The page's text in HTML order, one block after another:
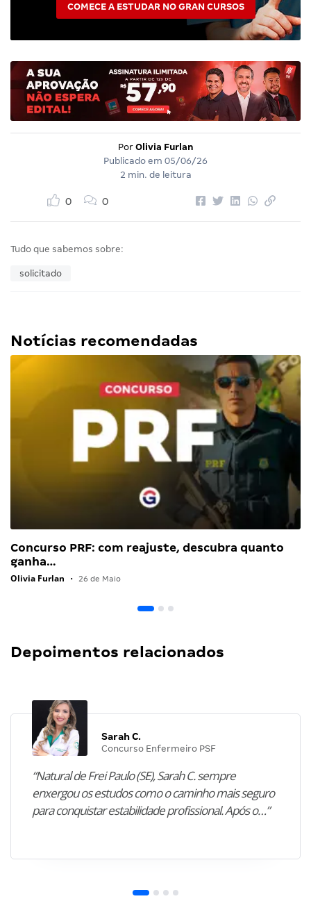
COMECE A ESTUDAR NO GRAN CURSOS
Por Olivia Furlan
Publicado em 05/06/26
2 min. de leitura
0 0
Tudo que sabemos sobre:
solicitado
Notícias recomendadas
Concurso PRF: com reajuste, descubra quanto
ganha…
Olivia Furlan • 26 de Maio
Depoimentos relacionados
Sarah C.
Concurso Enfermeiro PSF
“Natural de Frei Paulo (SE), Sarah C. sempre
enxergou os estudos como o caminho mais seguro
para conquistar estabilidade profissional. Após o…”